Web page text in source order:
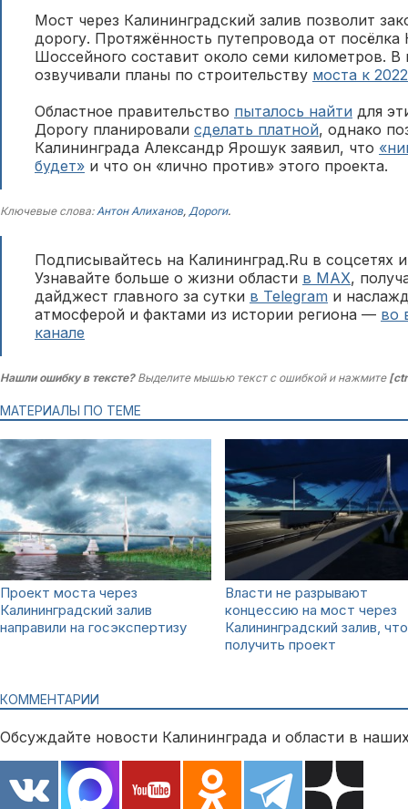
Мост через Калининградский залив позволит
дорогу. Протяжённость путепровода от
Шоссейного составит около семи километров.
озвучивали планы по строительству моста к
Областное правительство пыталось найти для
Дорогу планировали сделать платной, однако
Калининграда Александр Ярошук заявил, что
будет» и что он «лично против» этого проекта.
Ключевые слова:Антон Алиханов, Дороги.
Подписывайтесь на Калининград.Ru в соцсетях
Узнавайте больше о жизни области в MAX,
дайджест главного за сутки в Telegram и
атмосферой и фактами из истории региона — во
канале
Нашли ошибку в тексте?Выделите мышью текст с ошибкой и нажмите
МАТЕРИАЛЫ ПО ТЕМЕ
Проект моста через
Калининградский залив
направили на госэкспертизу
Власти не разрывают
концессию на мост через
Калининградский залив,
получить проект
КОММЕНТАРИИ
Обсуждайте новости Калининграда и области в